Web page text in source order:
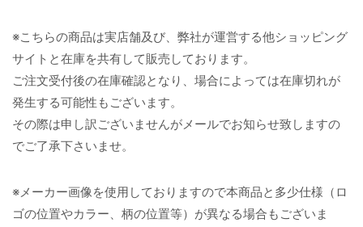
※こちらの商品は実店舗及び、弊社が運営する他ショッピング
サイトと在庫を共有して販売しております。
ご注文受付後の在庫確認となり、場合によっては在庫切れが
発生する可能性もございます。
その際は申し訳ございませんがメールでお知らせ致しますの
でご了承下さいませ。
※メーカー画像を使用しておりますので本商品と多少仕様（ロ
ゴの位置やカラー、柄の位置等）が異なる場合もございま